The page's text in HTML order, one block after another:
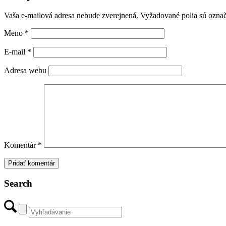
Vaša e-mailová adresa nebude zverejnená. Vyžadované polia sú
Meno *
E-mail *
Adresa webu
Komentár *
Search